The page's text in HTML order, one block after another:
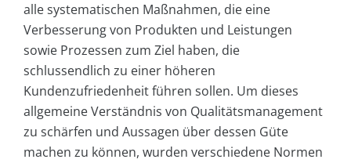
alle systematischen Maßnahmen, die eine
Verbesserung von Produkten und Leistungen
sowie Prozessen zum Ziel haben, die
schlussendlich zu einer höheren
Kundenzufriedenheit führen sollen. Um dieses
allgemeine Verständnis von Qualitätsmanagement
zu schärfen und Aussagen über dessen Güte
machen zu können, wurden verschiedene Normen